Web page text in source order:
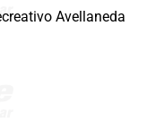
Avellaneda